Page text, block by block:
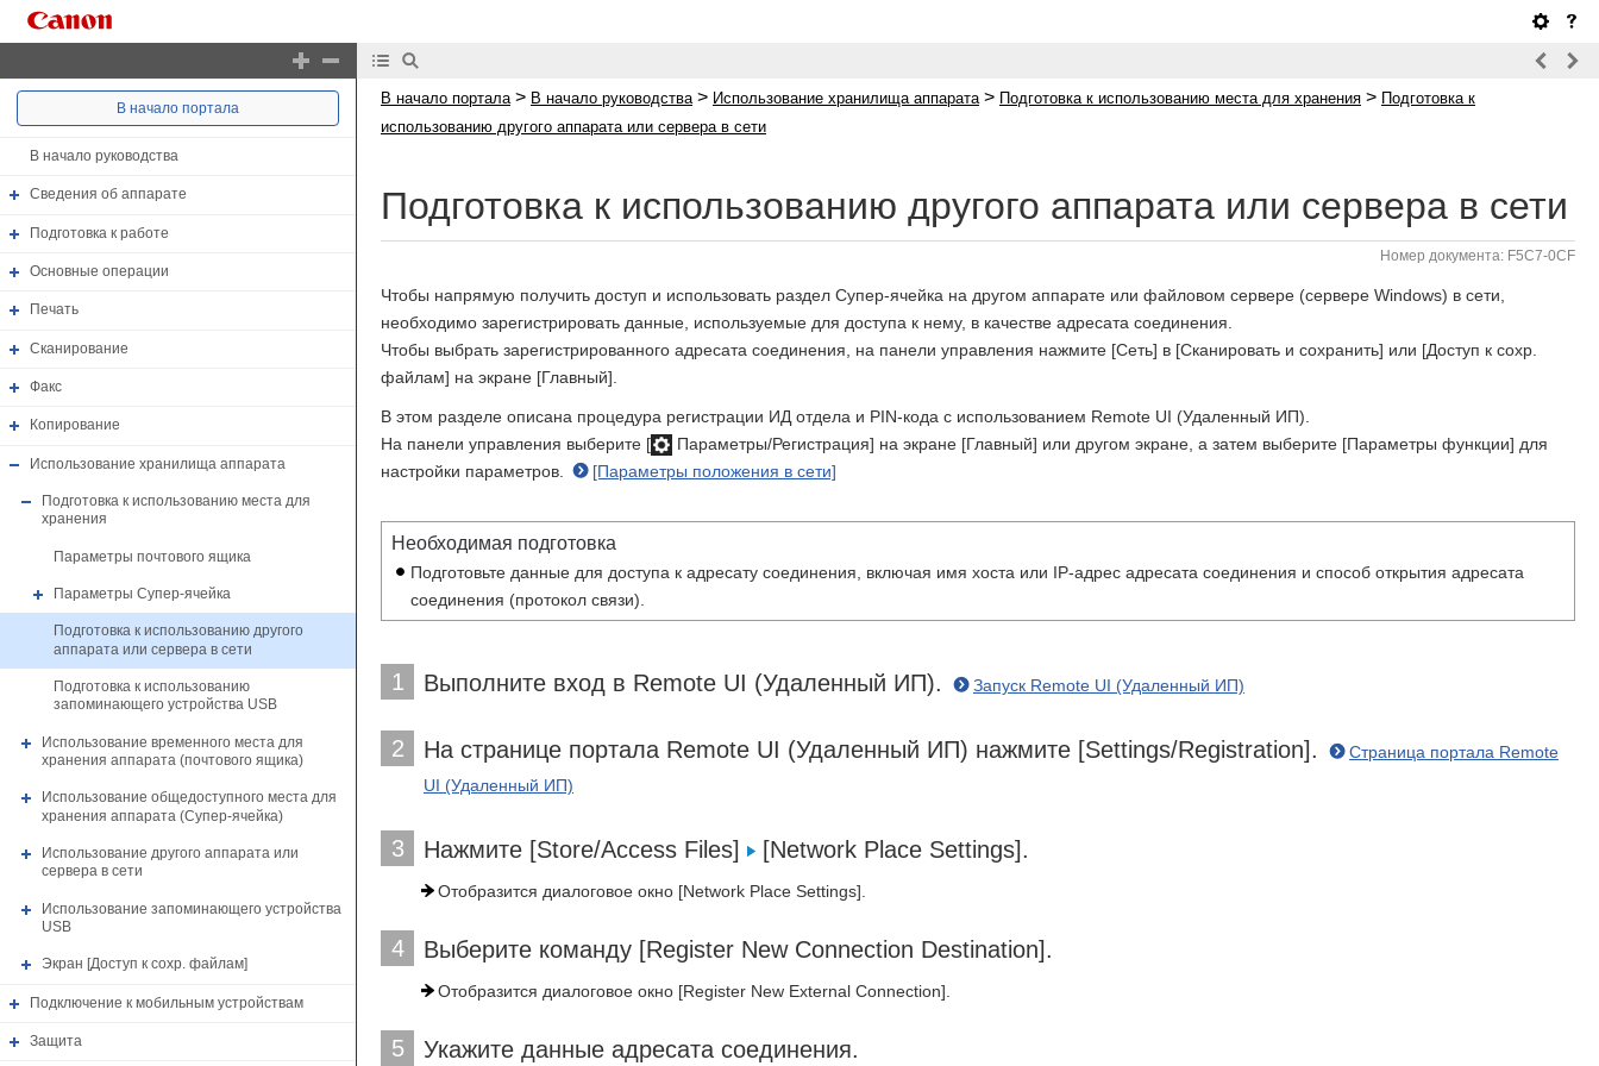
В начало портала
В начало руководства
Сведения об аппарате
Подготовка к работе
Основные операции
Печать
Сканирование
Факс
Копирование
Использование хранилища аппарата
Подготовка к использованию места для
хранения
Параметры почтового ящика
Параметры Супер-ячейка
Подготовка к использованию другого
аппарата или сервера в сети
Подготовка к использованию
запоминающего устройства USB
Использование временного места для
хранения аппарата (почтового ящика)
Использование общедоступного места для
хранения аппарата (Супер-ячейка)
Использование другого аппарата или
сервера в сети
Использование запоминающего устройства
USB
Экран [Доступ к сохр. файлам]
Подключение к мобильным устройствам
Защита
В начало портала > В начало руководства > Использование хранилища аппарата > Подготовка к использованию места для хранения > Подготовка к
использованию другого аппарата или сервера в сети
Подготовка к использованию другого аппарата или сервера в сети
Номер документа: F5C7-0CF
Чтобы напрямую получить доступ и использовать раздел Супер-ячейка на другом аппарате или файловом сервере (сервере Windows) в сети,
необходимо зарегистрировать данные, используемые для доступа к нему, в качестве адресата соединения.
Чтобы выбрать зарегистрированного адресата соединения, на панели управления нажмите [Сеть] в [Сканировать и сохранить] или [Доступ к сохр.
файлам] на экране [Главный].
В этом разделе описана процедура регистрации ИД отдела и PIN-кода с использованием Remote UI (Удаленный ИП).
На панели управления выберите [
Параметры/Регистрация] на экране [Главный] или другом экране, а затем выберите [Параметры функции] для
настройки параметров.
[Параметры положения в сети]
Необходимая подготовка
Подготовьте данные для доступа к адресату соединения, включая имя хоста или IP-адрес адресата соединения и способ открытия адресата
соединения (протокол связи).
1 Выполните вход в Remote UI (Удаленный ИП). Запуск Remote UI (Удаленный ИП)
2 На странице портала Remote UI (Удаленный ИП) нажмите [Settings/Registration].
Страница портала Remote
UI (Удаленный ИП)
3 Нажмите [Store/Access Files] [Network Place Settings].
Отобразится диалоговое окно [Network Place Settings].
4 Выберите команду [Register New Connection Destination].
Отобразится диалоговое окно [Register New External Connection].
5 Укажите данные адресата соединения.